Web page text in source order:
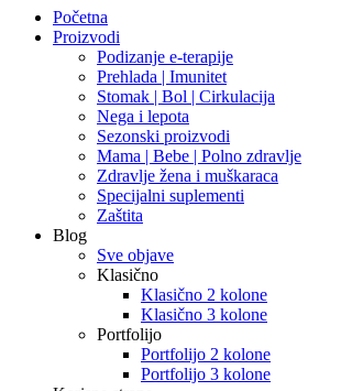
Početna
Proizvodi
Podizanje e-terapije
Prehlada | Imunitet
Stomak | Bol | Cirkulacija
Nega i lepota
Sezonski proizvodi
Mama | Bebe | Polno zdravlje
Zdravlje žena i muškaraca
Specijalni suplementi
Zaštita
Blog
Sve objave
Klasično
Klasično 2 kolone
Klasično 3 kolone
Portfolijo
Portfolijo 2 kolone
Portfolijo 3 kolone